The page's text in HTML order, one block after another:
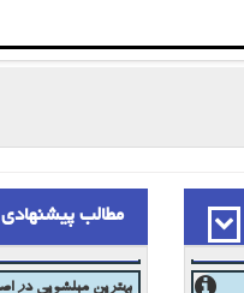
مطالب پیشنهادی
مبل شویی در اصفهان 03133336768